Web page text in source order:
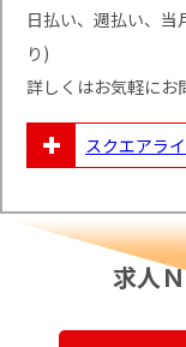
日払い、週払い、
り)
詳しくはお気軽にお
スクエアラ
求人